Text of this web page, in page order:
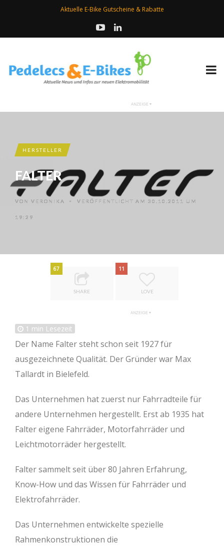
Aktuelle E-Bike Gutscheine & Rabatte
HERSTELLER
FALTER
VON VERONIKA • VERÖFFENTLICHT AM 30.10.2011 UM
19:29
67
SHARE
11
LOVE
1 min Lesezeit
Der Name Falter steht schon seit 1927 für
ausgezeichnete Qualität. Der Gründer war Max
Tallardt in Bielefeld.
Das Unternehmen hat zuerst nur Fahrradteile für
andere Unternehmen hergestellt. Erst ab 1935 hat
Falter eigene Fahrräder, Motorfahrräder und
Leichtmotorräder hergestellt.
Falter sammelt seit über 80 Jahren Erfahrung,
Know-How und das Wissen für Fahrräder und
Elektrofahrräder.
Das Unternehmen entwickelte spezielle
Rahmenkonstruktionen die